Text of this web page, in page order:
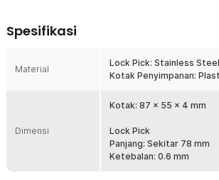
belajar cara membuka gembok pintu dengan
Desain Unik dan Minimalis
Desain kotak penyimpanan lockpick memiliki
ke mana saja Anda berpergian. Ukurannya yang
Bahan Stainless Steel
Lockpick terbuat dari stainless steel sehigga
Spesifikasi
Material
Lock Pick: Stainless Steel
Kotak Penyimpanan:
Dimensi
Kotak: 87 x 55 x 4 mm
Lock Pick
Panjang: Sekitar 78 mm
Ketebalan: 0.6 mm